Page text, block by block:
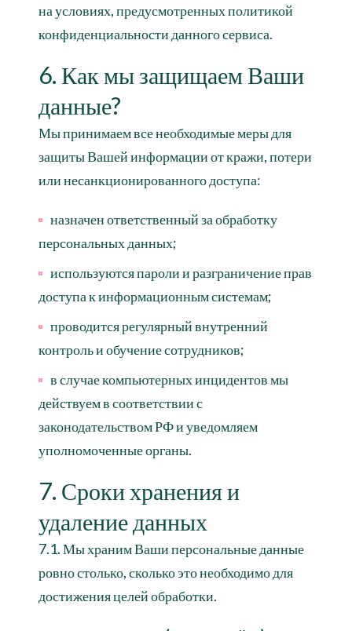
на условиях, предусмотренных политикой
конфиденциальности данного сервиса.
6. Как мы защищаем Ваши
данные?
Мы принимаем все необходимые меры для
защиты Вашей информации от кражи, потери
или несанкционированного доступа:
назначен ответственный за обработку
персональных данных;
используются пароли и разграничение прав
доступа к информационным системам;
проводится регулярный внутренний
контроль и обучение сотрудников;
в случае компьютерных инцидентов мы
действуем в соответствии с
законодательством РФ и уведомляем
уполномоченные органы.
7. Сроки хранения и
удаление данных
7.1. Мы храним Ваши персональные данные
ровно столько, сколько это необходимо для
достижения целей обработки.